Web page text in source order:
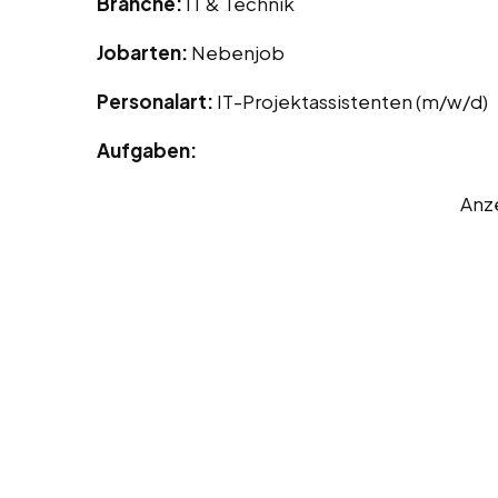
Jobarten: Nebenjob
Personalart: IT-Projektassistenten (m/w/d)
Aufgaben: